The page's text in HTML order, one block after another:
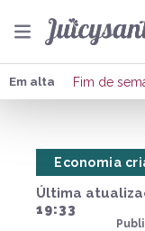
Em alta Fim de
Última
19:33
Economia